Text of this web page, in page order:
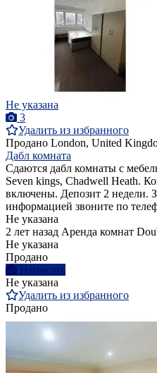
Не указана
3
Удалить из избранного
Продано London, United
Дабл комната
Сдаются дабл комнаты с
Seven kings, Chadwell Heath.
включены. Депозит 2 недели.
информацией звоните по
Не указана
2 лет назад Аренда комнат
Не указана
Продано
Написать
Не указана
Удалить из избранного
Продано